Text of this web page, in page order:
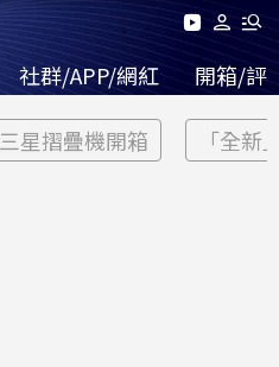
社群/APP/網紅 開箱/評
三星摺疊機開箱 「全新